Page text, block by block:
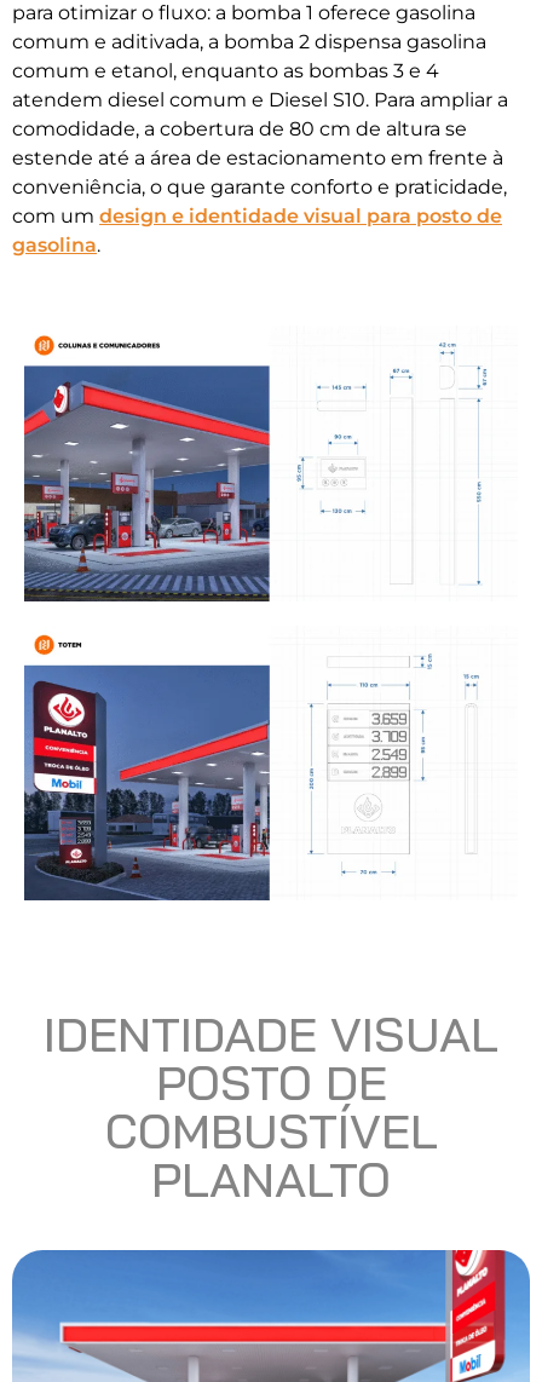
para otimizar o fluxo: a bomba 1 oferece gasolina
comum e aditivada, a bomba 2 dispensa gasolina
comum e etanol, enquanto as bombas 3 e 4
atendem diesel comum e Diesel S10. Para ampliar a
comodidade, a cobertura de 80 cm de altura se
estende até a área de estacionamento em frente à
conveniência, o que garante conforto e praticidade,
com um design e identidade visual para posto de
gasolina.
IDENTIDADE VISUAL
POSTO DE
COMBUSTÍVEL
PLANALTO